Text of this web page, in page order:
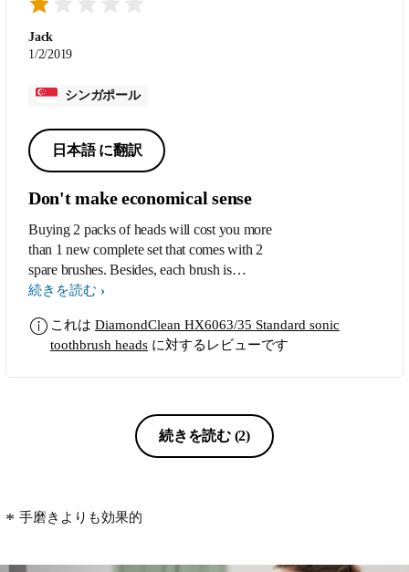
Jack
1/2/2019
シンガポール
日本語 に翻訳
Don't make economical sense
Buying 2 packs of heads will cost you more
than 1 new complete set that comes with 2
spare brushes. Besides, each brush is
technically designed to last only for a few
reason.
続きを読む
これは DiamondClean HX6063/35 Standard sonic
toothbrush heads に対するレビューです
続きを読む (2)
手磨きよりも効果的